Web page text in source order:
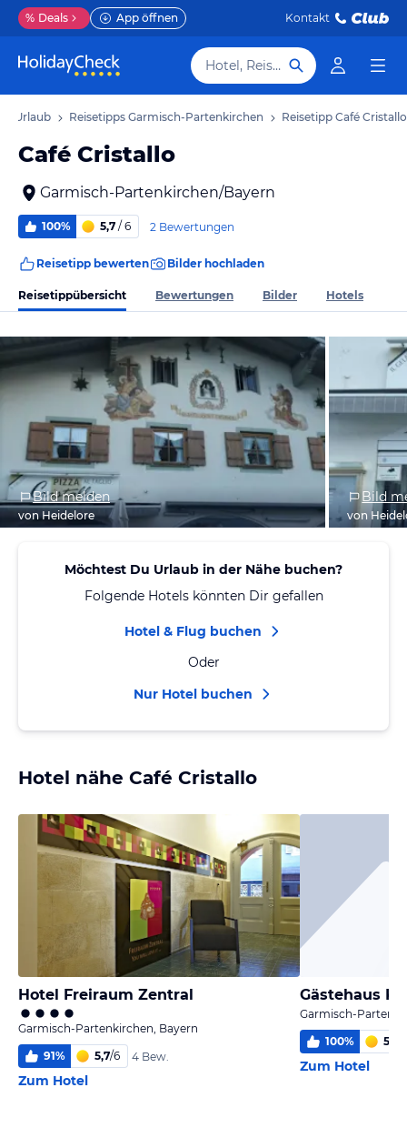
% Deals App öffnen Kontakt
Hotel, Reiseziel
Urlaub Reisetipps Garmisch-Partenkirchen Reisetipp Café Cristallo
Café Cristallo
Garmisch-Partenkirchen/Bayern
100% 5,7 / 6 2 Bewertungen
Reisetipp bewerten Bilder hochladen
Reisetippübersicht Bewertungen Bilder Hotels
Bild melden
von Heidelore
Bild
von
Möchtest Du Urlaub in der Nähe buchen?
Folgende Hotels könnten Dir gefallen
Hotel & Flug buchen
Oder
Nur Hotel buchen
Hotel nähe Café Cristallo
Hotel Freiraum Zentral
Garmisch-Partenkirchen, Bayern
91% 5,7/6 4 Bew.
Zum Hotel
Gästehaus
Garmisch-
100% 5,4
Zum Hotel